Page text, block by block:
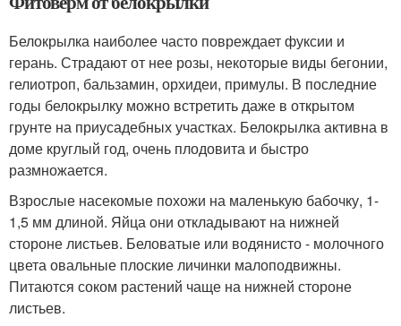
Белокрылка наиболее часто повреждает фуксии и
герань. Страдают от нее розы, некоторые виды бегонии,
гелиотроп, бальзамин, орхидеи, примулы. В последние
годы белокрылку можно встретить даже в открытом
грунте на приусадебных участках. Белокрылка активна в
доме круглый год, очень плодовита и быстро
размножается.
Взрослые насекомые похожи на маленькую бабочку, 1-
1,5 мм длиной. Яйца они откладывают на нижней
стороне листьев. Беловатые или водянисто - молочного
цвета овальные плоские личинки малоподвижны.
Питаются соком растений чаще на нижней стороне
листьев.